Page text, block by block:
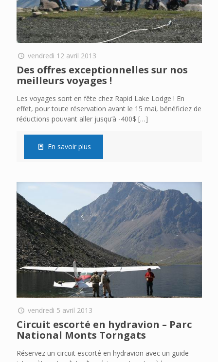
vendredi 12 avril 2013
Des offres exceptionnelles sur nos
meilleurs voyages !
Les voyages sont en fête chez Rapid Lake Lodge ! En
effet, pour toute réservation avant le 15 mai, bénéficiez de
réductions pouvant aller jusqu’à -400$ […]
En savoir plus
vendredi 5 avril 2013
Circuit escorté en hydravion – Parc
National Monts Torngats
Réservez un circuit escorté en hydravion avec un guide